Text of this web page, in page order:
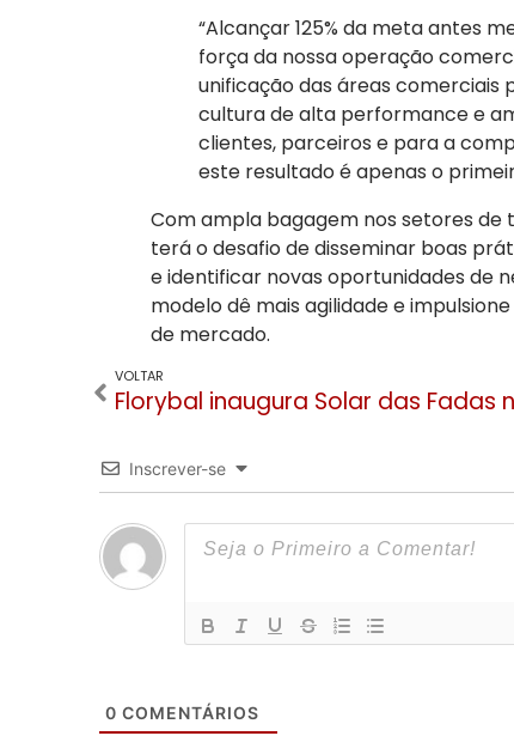
“Alcançar 125% da meta antes
força da nossa operação
unificação das áreas
cultura de alta performance e
clientes, parceiros e para a
este resultado é apenas o
Com ampla bagagem nos setores de
terá o desafio de disseminar boas
e identificar novas oportunidades de
modelo dê mais agilidade e
de mercado.
VOLTAR
Inscrever-se
0 COMENTÁRIOS